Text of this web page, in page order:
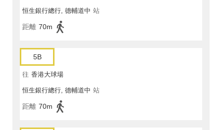
恒生銀行總行, 德輔道中 站
距離 70m
5B
往 香港大球場
恒生銀行總行, 德輔道中 站
距離 70m